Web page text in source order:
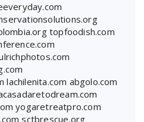
topfoodish.com
lachilenita.com abgolo.com
yogaretreatpro.com
sctbrescue.org